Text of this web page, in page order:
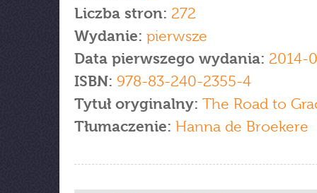
Liczba stron: 272
Wydanie: pierwsze
Data pierwszego wydania: 2014-
ISBN: 978-83-240-2355-4
Tytuł oryginalny: The Road to
Tłumaczenie: Hanna de Broekere